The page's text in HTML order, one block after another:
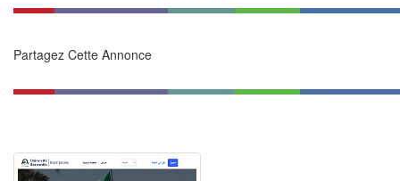
Partagez Cette Annonce